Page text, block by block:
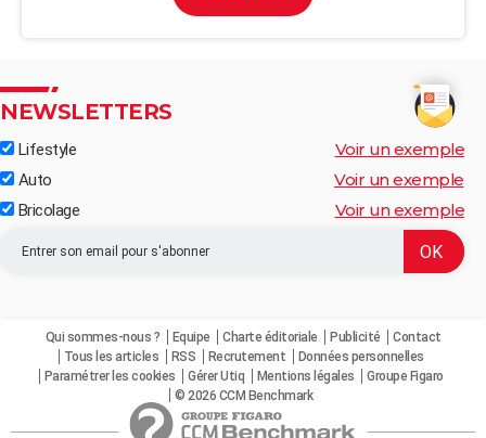
NEWSLETTERS
Lifestyle Voir un exemple
Auto Voir un exemple
Bricolage Voir un exemple
Qui sommes-nous ? Equipe Charte éditoriale Publicité
Contact
Tous les articles
RSS Recrutement
Données personnelles
Paramétrer les cookies
Gérer Utiq Mentions légales
Groupe Figaro
© 2026 CCM Benchmark